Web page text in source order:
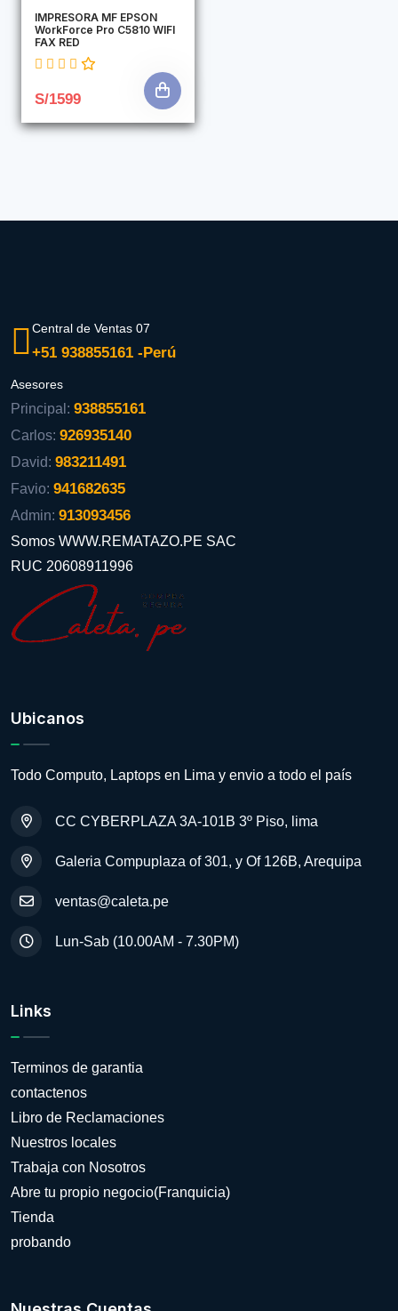
IMPRESORA MF EPSON
WorkForce Pro C5810 WIFI
FAX RED
S/1599
Central de Ventas 07
+51 938855161 -Perú
Asesores
Principal: 938855161
Carlos: 926935140
David: 983211491
Favio: 941682635
Admin: 913093456
Somos WWW.REMATAZO.PE SAC
RUC 20608911996
Ubicanos
Todo Computo, Laptops en Lima y envio a todo el país
CC CYBERPLAZA 3A-101B 3º Piso, lima
Galeria Compuplaza of 301, y Of 126B, Arequipa
ventas@caleta.pe
Lun-Sab (10.00AM - 7.30PM)
Links
Terminos de garantia
contactenos
Libro de Reclamaciones
Nuestros locales
Trabaja con Nosotros
Abre tu propio negocio(Franquicia)
Tienda
probando